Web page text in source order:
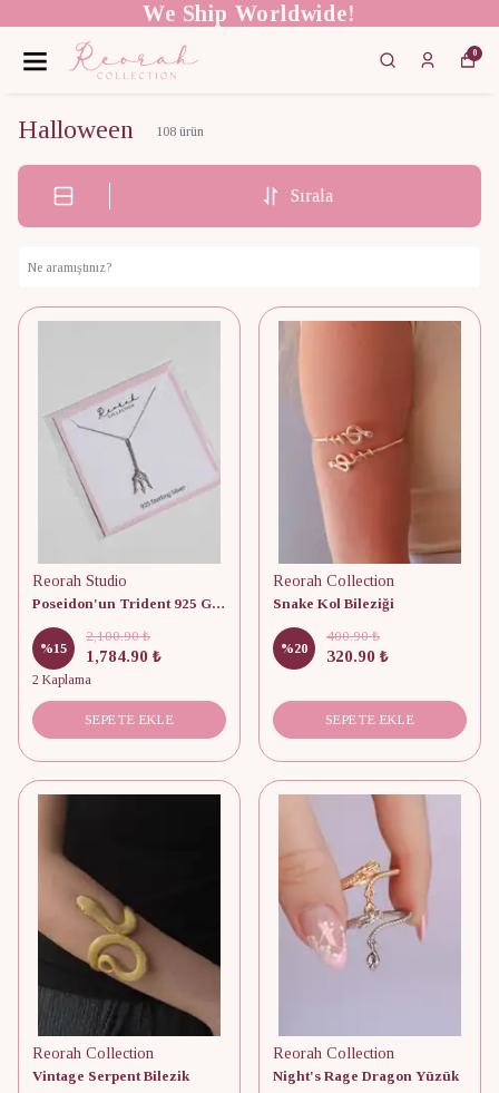
We Ship Worldwide!
0
Halloween 108 ürün
Sırala
Reorah Studio
Poseidon'un Trident 925 Gümüş Kolye
%15
2,100.90 ₺
1,784.90 ₺
2 Kaplama
SEPETE EKLE
Reorah Collection
Snake Kol Bileziği
%20
400.90 ₺
320.90 ₺
SEPETE EKLE
Reorah Collection
Vintage Serpent Bilezik
Reorah Collection
Night's Rage Dragon Yüzük